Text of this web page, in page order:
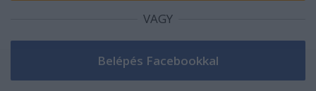
VAGY